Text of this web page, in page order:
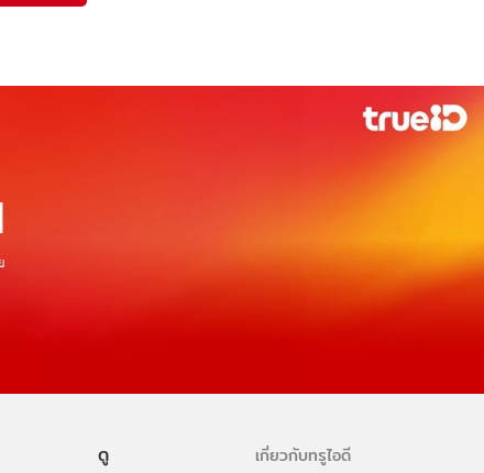
ดู เกี่ยวกับทรูไอดี